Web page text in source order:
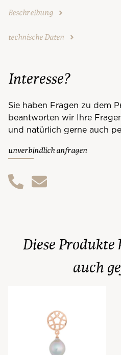
Beschreibung
technische Daten
Interesse?
Sie haben Fragen zu dem
beantworten wir Ihre
und natürlich gerne auch
unverbindlich anfragen
Diese
auch